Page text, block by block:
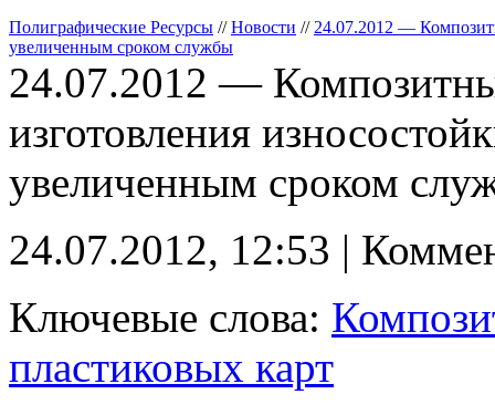
Полиграфические Ресурсы //Новости // 24.07.2012 —
увеличенным сроком службы
24.07.2012 —
изготовления
увеличенным сроком
24.07.2012, 12:53 |
Ключевые слова:
пластиковых карт